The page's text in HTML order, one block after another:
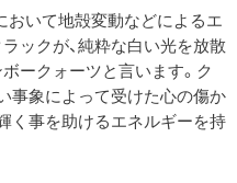
おいて地殻変動などによるエ
ックが、純粋な白い光を放散
ークォーツと言います。ク
事象によって受けた心の傷か
く事を助けるエネルギーを持